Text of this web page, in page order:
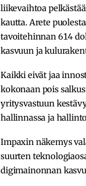
liikevaihtoa
kautta. Arete
tavoitehinnan 614
kasvuun ja
Kaikki eivät jaa
kokonaan pois
yritysvastuun
hallinnassa ja
Impaxin näkemys
suurten
digimainonnan